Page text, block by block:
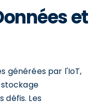
et
générées par l'IoT,
Les